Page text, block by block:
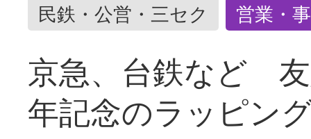
民鉄・公営・三セク 営業・
京急、台鉄など
年記念のラッピン